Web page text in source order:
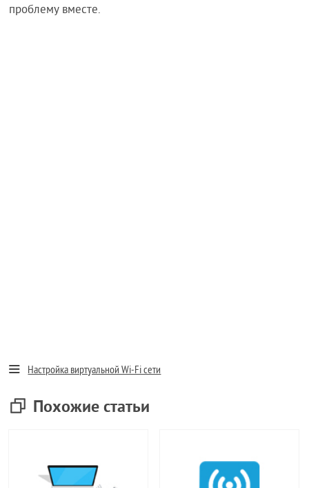
проблему вместе.
Настройка виртуальной Wi-Fi сети
Похожие статьи